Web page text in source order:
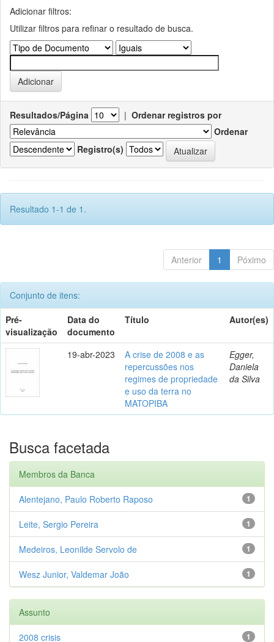
Adicionar filtros:
Utilizar filtros para refinar o resultado de busca.
Resultados/Página | Ordenar registros por
Ordenar
Registro(s)
Resultado 1-1 de 1.
Anterior 1 Póximo
Conjunto de itens:
Pré-
visualização
Data do
documento
Título Autor(es)
19-abr-2023
A crise de 2008 e as
repercussões nos
regimes de propriedade
e uso da terra no
MATOPIBA
Egger,
Daniela
da Silva
Busca facetada
Membros da Banca
1
Alentejano, Paulo Roberto Raposo
1
Leite, Sergio Pereira
1
Medeiros, Leonilde Servolo de
1
Wesz Junior, Valdemar João
Assunto
1
2008 crisis